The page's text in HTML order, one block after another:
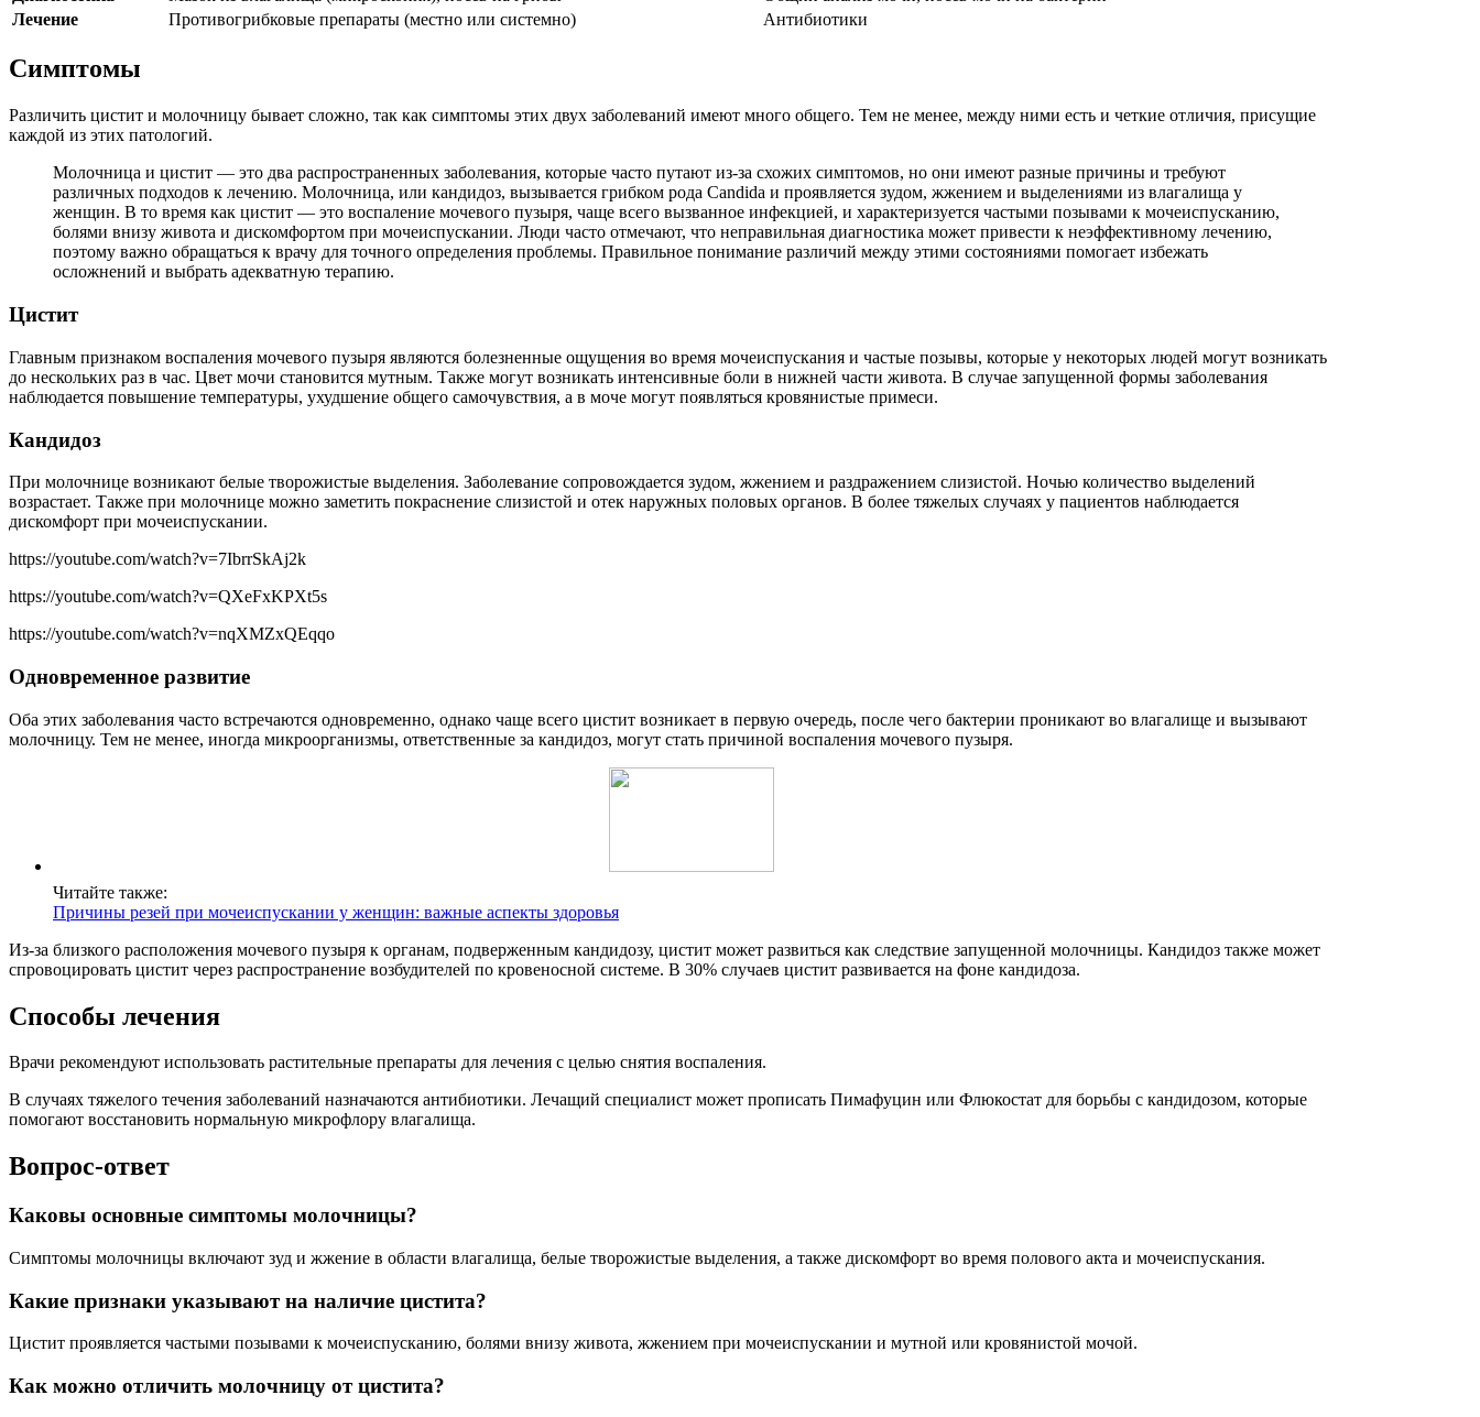
Лечение
Противогрибковые препараты (местно или системно) Антибиотики
Симптомы
Различить цистит и молочницу бывает сложно, так как симптомы этих двух заболеваний имеют много общего. Тем не менее, между ними есть и четкие отличия, присущие
каждой из этих патологий.
Молочница и цистит — это два распространенных заболевания, которые часто путают из-за схожих симптомов, но они имеют разные причины и требуют
различных подходов к лечению. Молочница, или кандидоз, вызывается грибком рода Candida и проявляется зудом, жжением и выделениями из влагалища у
женщин. В то время как цистит — это воспаление мочевого пузыря, чаще всего вызванное инфекцией, и характеризуется частыми позывами к мочеиспусканию,
болями внизу живота и дискомфортом при мочеиспускании. Люди часто отмечают, что неправильная диагностика может привести к неэффективному лечению,
поэтому важно обращаться к врачу для точного определения проблемы. Правильное понимание различий между этими состояниями помогает избежать
осложнений и выбрать адекватную терапию.
Цистит
Главным признаком воспаления мочевого пузыря являются болезненные ощущения во время мочеиспускания и частые позывы, которые у некоторых людей могут возникать
до нескольких раз в час. Цвет мочи становится мутным. Также могут возникать интенсивные боли в нижней части живота. В случае запущенной формы заболевания
наблюдается повышение температуры, ухудшение общего самочувствия, а в моче могут появляться кровянистые примеси.
Кандидоз
При молочнице возникают белые творожистые выделения. Заболевание сопровождается зудом, жжением и раздражением слизистой. Ночью количество выделений
возрастает. Также при молочнице можно заметить покраснение слизистой и отек наружных половых органов. В более тяжелых случаях у пациентов наблюдается
дискомфорт при мочеиспускании.
https://youtube.com/watch?v=7IbrrSkAj2k
https://youtube.com/watch?v=QXeFxKPXt5s
https://youtube.com/watch?v=nqXMZxQEqqo
Одновременное развитие
Оба этих заболевания часто встречаются одновременно, однако чаще всего цистит возникает в первую очередь, после чего бактерии проникают во влагалище и вызывают
молочницу. Тем не менее, иногда микроорганизмы, ответственные за кандидоз, могут стать причиной воспаления мочевого пузыря.
Читайте также:
Причины резей при мочеиспускании у женщин: важные аспекты здоровья
Из-за близкого расположения мочевого пузыря к органам, подверженным кандидозу, цистит может развиться как следствие запущенной молочницы. Кандидоз также может
спровоцировать цистит через распространение возбудителей по кровеносной системе. В 30% случаев цистит развивается на фоне кандидоза.
Способы лечения
Врачи рекомендуют использовать растительные препараты для лечения с целью снятия воспаления.
В случаях тяжелого течения заболеваний назначаются антибиотики. Лечащий специалист может прописать Пимафуцин или Флюкостат для борьбы с кандидозом, которые
помогают восстановить нормальную микрофлору влагалища.
Вопрос-ответ
Каковы основные симптомы молочницы?
Симптомы молочницы включают зуд и жжение в области влагалища, белые творожистые выделения, а также дискомфорт во время полового акта и мочеиспускания.
Какие признаки указывают на наличие цистита?
Цистит проявляется частыми позывами к мочеиспусканию, болями внизу живота, жжением при мочеиспускании и мутной или кровянистой мочой.
Как можно отличить молочницу от цистита?